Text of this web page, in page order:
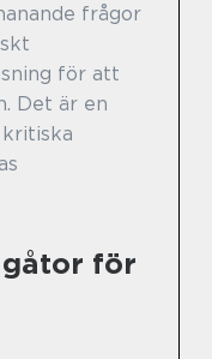
frågor
för att
Det är en
för